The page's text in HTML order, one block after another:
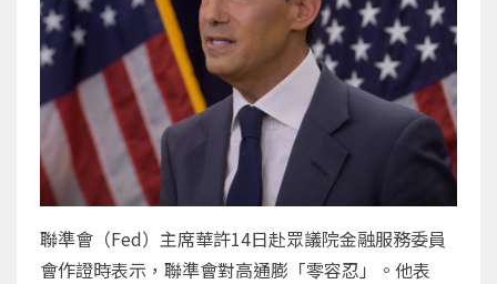
聯準會（Fed）主席華許14日赴眾議院金融服務委員
會作證時表示，聯準會對高通膨「零容忍」。他表